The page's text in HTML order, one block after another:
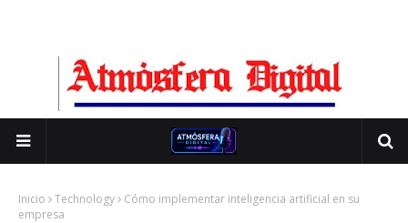
Inicio Technology
Cómo implementar inteligencia artificial en su
empresa